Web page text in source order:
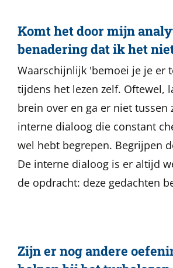
Komt het door mijn
benadering dat ik het
Waarschijnlijk 'bemoei je je er
tijdens het lezen zelf. Oftewel,
brein over en ga er niet tussen
interne dialoog die constant
wel hebt begrepen. Begrijpen
De interne dialoog is er altijd
de opdracht: deze gedachten
Zijn er nog andere